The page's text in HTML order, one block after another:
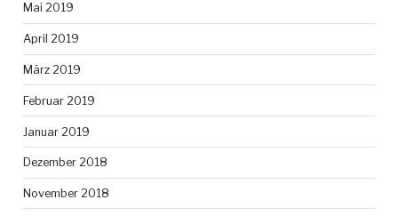
Mai 2019
April 2019
März 2019
Februar 2019
Januar 2019
Dezember 2018
November 2018